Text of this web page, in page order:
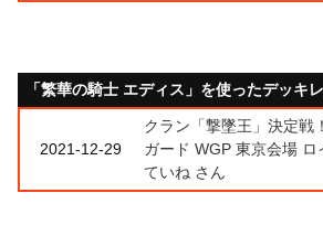
「繁華の騎士 エディス」を使ったデッキ
2021-12-29
クラン「撃墜王」決定戦
ガード WGP 東京会場
ていね さん